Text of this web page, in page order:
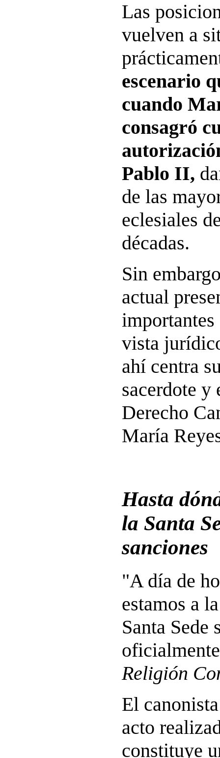
Las
vuelven a
escenario
cuando
consagró
Pablo II,
de las
eclesiales
décadas.
Sin
actual
importantes
vista
ahí centra
sacerdote y
Derecho
María
Hasta
la Santa
sanciones
"A día de
estamos a
Santa Sede
Religión
El
acto
constituye